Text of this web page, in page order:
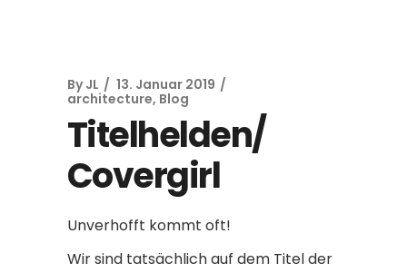
By JL
13. Januar 2019
architecture, Blog
Titelhelden/
Covergirl
Unverhofft kommt oft!
Wir sind tatsächlich auf dem Titel der